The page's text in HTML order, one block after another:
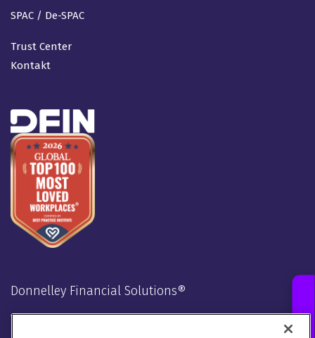
SPAC / De-SPAC
Trust Center
Kontakt
Donnelley Financial Solutions®
Verbunden bleiben